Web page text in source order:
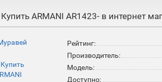
Купить ARMANI AR1423- в интернет
Рейтинг:
Производитель:
Модель:
Доступно: